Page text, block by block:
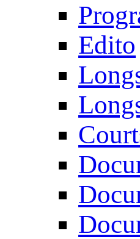
Edito